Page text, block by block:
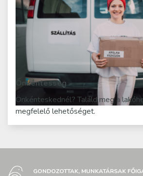
Önkéntesség
Önkénteskednél? Találd meg a
megfelelő lehetőséget.
GONDOZOTTAK, MUNKATÁRSAK